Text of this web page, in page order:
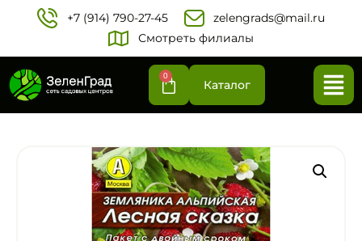
+7 (914) 790-27-45‬
zelengrads@mail.ru
Смотреть филиалы
0
Каталог